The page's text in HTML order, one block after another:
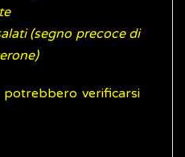
(segno precoce di
verificarsi